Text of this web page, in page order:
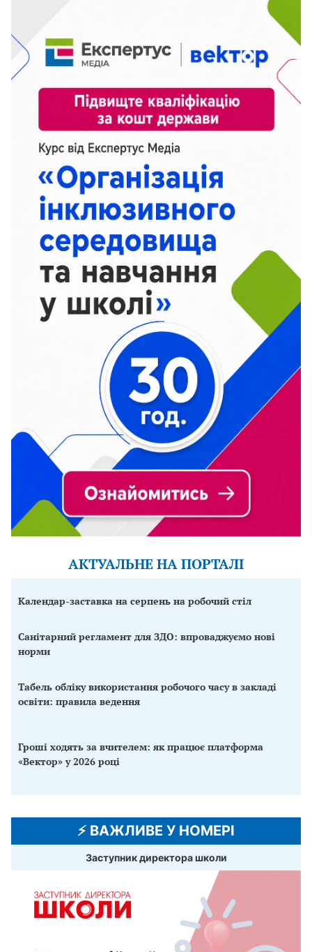
АКТУАЛЬНЕ НА ПОРТАЛІ
Календар-заставка на серпень на робочий стіл
Санітарний регламент для ЗДО: впроваджуємо нові
норми
Табель обліку використання робочого часу в закладі
освіти: правила ведення
Гроші ходять за вчителем: як працює платформа
«Вектор» у 2026 році
⚡️ ВАЖЛИВЕ У НОМЕРІ
Заступник директора школи